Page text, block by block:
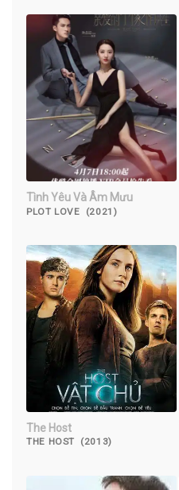
Tình Yêu Và Âm Mưu
PLOT LOVE (2021)
The Host
THE HOST (2013)